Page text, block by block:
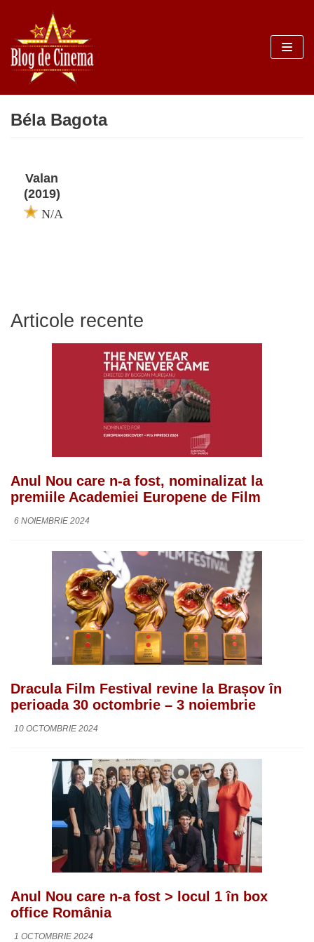
Sari
la
conținut
Béla Bagota
Valan
(2019)
N/A
Articole recente
Anul Nou care n-a fost, nominalizat la
premiile Academiei Europene de Film
6 NOIEMBRIE 2024
Dracula Film Festival revine la Brașov în
perioada 30 octombrie – 3 noiembrie
10 OCTOMBRIE 2024
Anul Nou care n-a fost > locul 1 în box
office România
1 OCTOMBRIE 2024